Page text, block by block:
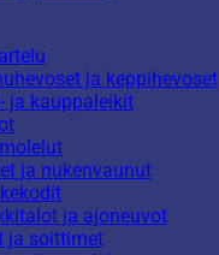
ja keppihevoset
ja kauppaleikit
ja nukenvaunut
ja ajoneuvot
ja soittimet